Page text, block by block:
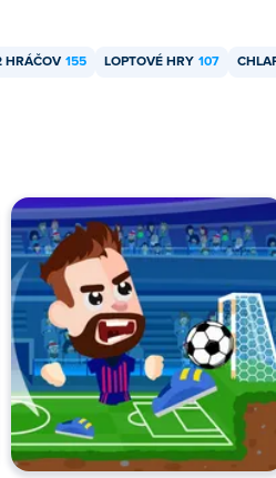
HRÁČOV 155 LOPTOVÉ HRY 107